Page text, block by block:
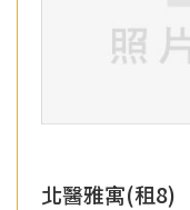
北醫雅寓(租8)